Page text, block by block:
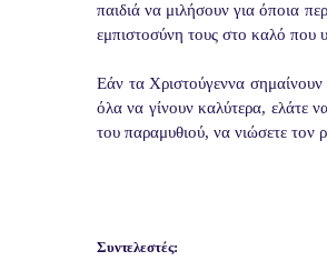
παιδιά να μιλήσουν για όποια
εμπιστοσύνη τους στο καλό που
Εάν τα Χριστούγεννα
όλα να γίνουν καλύτερα, ελάτε
του παραμυθιού, να νιώσετε
Συντελεστές: